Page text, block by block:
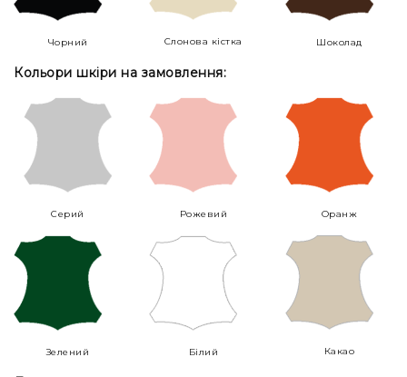
Чорний Слонова кістка Шоколад
Кольори шкіри на замовлення:
Серий Рожевий Оранж
Зелений Білий Какао